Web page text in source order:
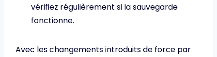
vérifiez régulièrement si la sauvegarde
fonctionne.
Avec les changements introduits de force par